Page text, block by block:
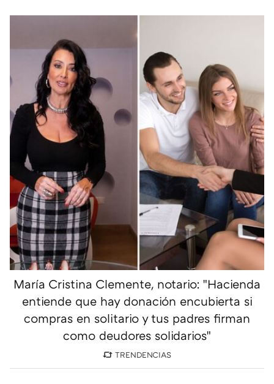
María Cristina Clemente, notario: "Hacienda
entiende que hay donación encubierta si
compras en solitario y tus padres firman
como deudores solidarios"
TRENDENCIAS